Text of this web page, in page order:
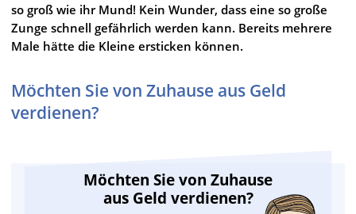
so groß wie ihr Mund! Kein Wunder, dass eine so große
Zunge schnell gefährlich werden kann. Bereits mehrere
Male hätte die Kleine ersticken können.
Möchten Sie von Zuhause aus Geld
verdienen?
Möchten Sie von Zuhause
aus Geld verdienen?